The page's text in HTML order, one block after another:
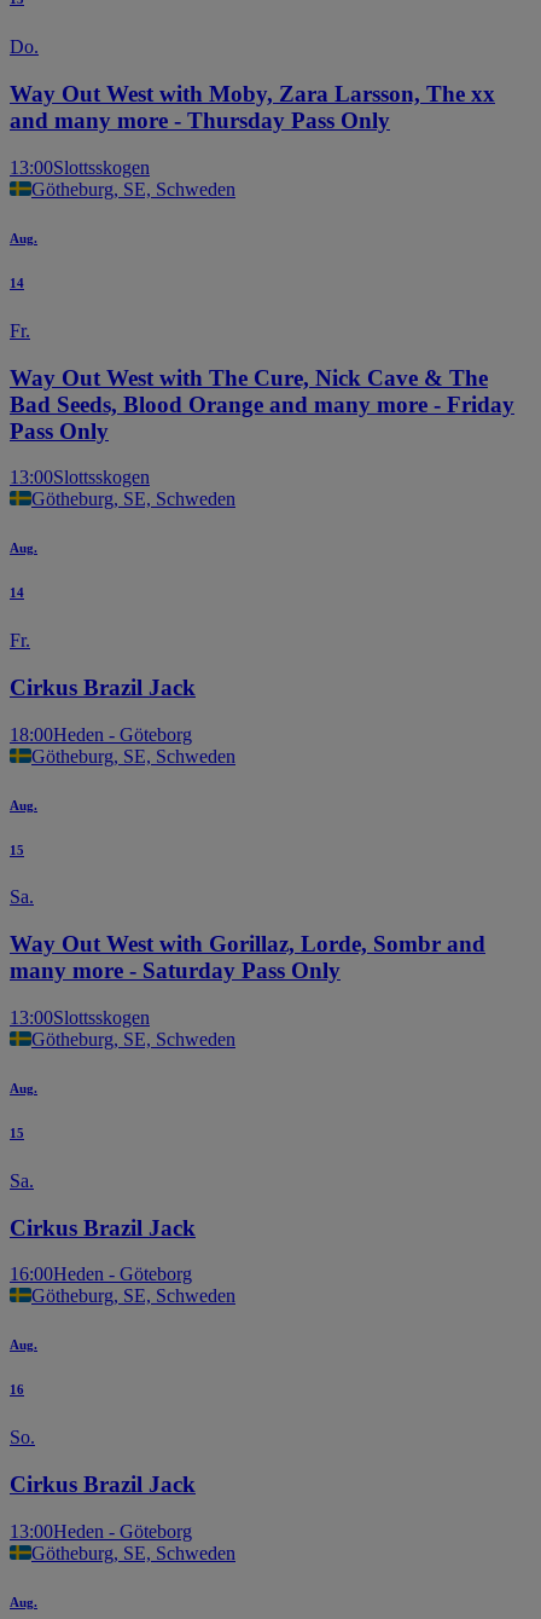
Do.
Way Out West with Moby, Zara Larsson, The xx
and many more - Thursday Pass Only
13:00Slottsskogen
Götheburg, SE, Schweden
Aug.
14
Fr.
Way Out West with The Cure, Nick Cave & The
Bad Seeds, Blood Orange and many more - Friday
Pass Only
13:00Slottsskogen
Götheburg, SE, Schweden
Aug.
14
Fr.
Cirkus Brazil Jack
18:00Heden - Göteborg
Götheburg, SE, Schweden
Aug.
15
Sa.
Way Out West with Gorillaz, Lorde, Sombr and
many more - Saturday Pass Only
13:00Slottsskogen
Götheburg, SE, Schweden
Aug.
15
Sa.
Cirkus Brazil Jack
16:00Heden - Göteborg
Götheburg, SE, Schweden
Aug.
16
So.
Cirkus Brazil Jack
13:00Heden - Göteborg
Götheburg, SE, Schweden
Aug.